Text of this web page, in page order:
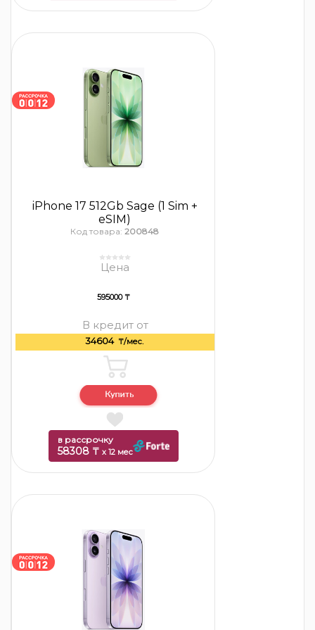
iPhone 17 512Gb Sage (1 Sim +
eSIM)
Код товара: 200848
Цена
595000 ₸
В кредит от
34604 ₸/мес.
в рассрочку
58308 ₸ x 12 мес